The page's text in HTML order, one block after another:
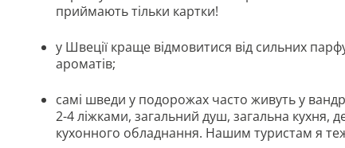
приймають тільки картки!
у Швеції краще відмовитися від сильних
ароматів;
самі шведи у подорожах часто живуть у
2-4 ліжками, загальний душ, загальна кухня,
кухонного обладнання. Нашим туристам я